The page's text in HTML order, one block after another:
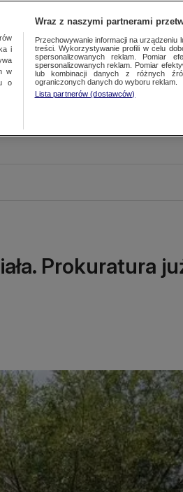
Prokuratura
i
w
o
Wraz z naszymi partnerami
Przechowywanie informacji na urządzeniu
treści. Wykorzystywanie profili w celu
spersonalizowanych reklam. Pomiar
spersonalizowanych reklam. Pomiar
lub kombinacji danych z różnych
ograniczonych danych do wyboru reklam.
Lista partnerów (dostawców)